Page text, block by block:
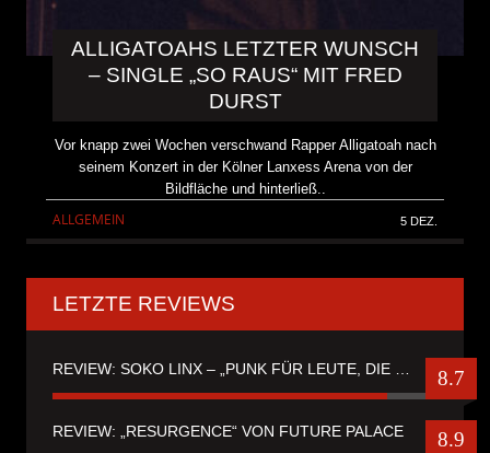
ALLIGATOAHS LETZTER WUNSCH
– SINGLE „SO RAUS“ MIT FRED
DURST
Vor knapp zwei Wochen verschwand Rapper Alligatoah nach
seinem Konzert in der Kölner Lanxess Arena von der
Bildfläche und hinterließ..
ALLGEMEIN 5 DEZ.
LETZTE REVIEWS
REVIEW: SOKO LINX – „PUNK FÜR LEUTE, DIE PUNK HASZEN“ 8.7
REVIEW: „RESURGENCE“ VON FUTURE PALACE 8.9